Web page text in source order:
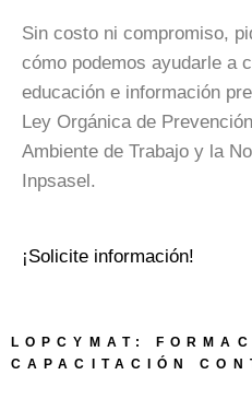
Sin costo ni compromiso,
cómo podemos ayudarle a
educación e información
Ley Orgánica de
Ambiente de Trabajo y la
Inpsasel.
¡Solicite información!
LOPCYMAT:
CAPACITACIÓN